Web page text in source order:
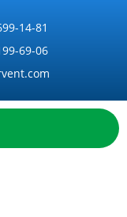
14-81
69-06